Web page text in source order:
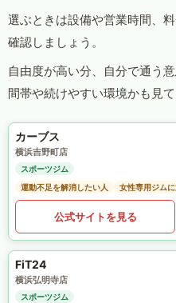
選ぶときは設備や営業時間、
確認しましょう。
自由度が高い分、自分で通う
間帯や続けやすい環境かも見て
カーブス
横浜吉野町店
スポーツジム
運動不足を解消したい人
女性専用ジム
公式サイトを見る
FiT24
横浜弘明寺店
スポーツジム